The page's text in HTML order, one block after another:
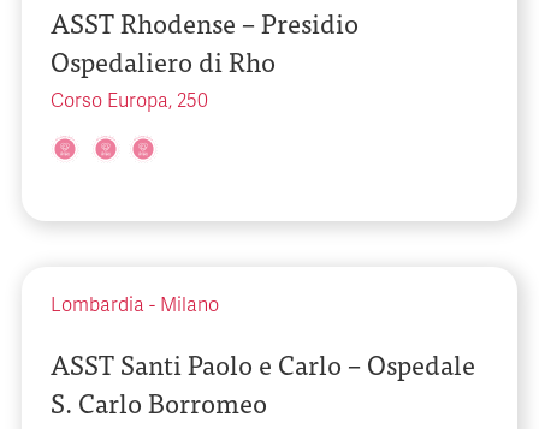
ASST Rhodense – Presidio
Ospedaliero di Rho
Corso Europa, 250
Lombardia - Milano
ASST Santi Paolo e Carlo – Ospedale
S. Carlo Borromeo